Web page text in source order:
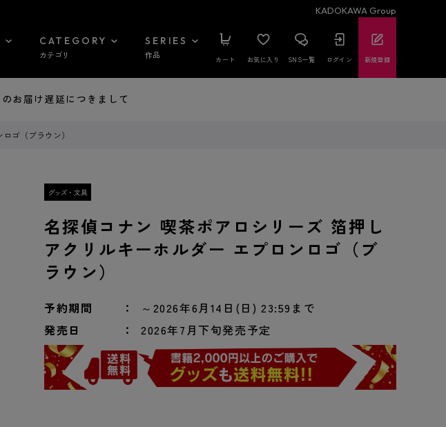
KADOKAWA Group
CATEGORY
カテゴリ
SERIES
作品 カート お気に入り SNS一覧 ログイン 新規登録
お届け遅延につきまして
ゴ（ブラウン）
名探偵コナン 喫茶ポアロシリーズ 箔押し
アクリルキーホルダー エプロンロゴ（ブ
ラウン）
予約期間
～2026年6月14日(日) 23:59まで
発売日
2026年7月下旬発売予定